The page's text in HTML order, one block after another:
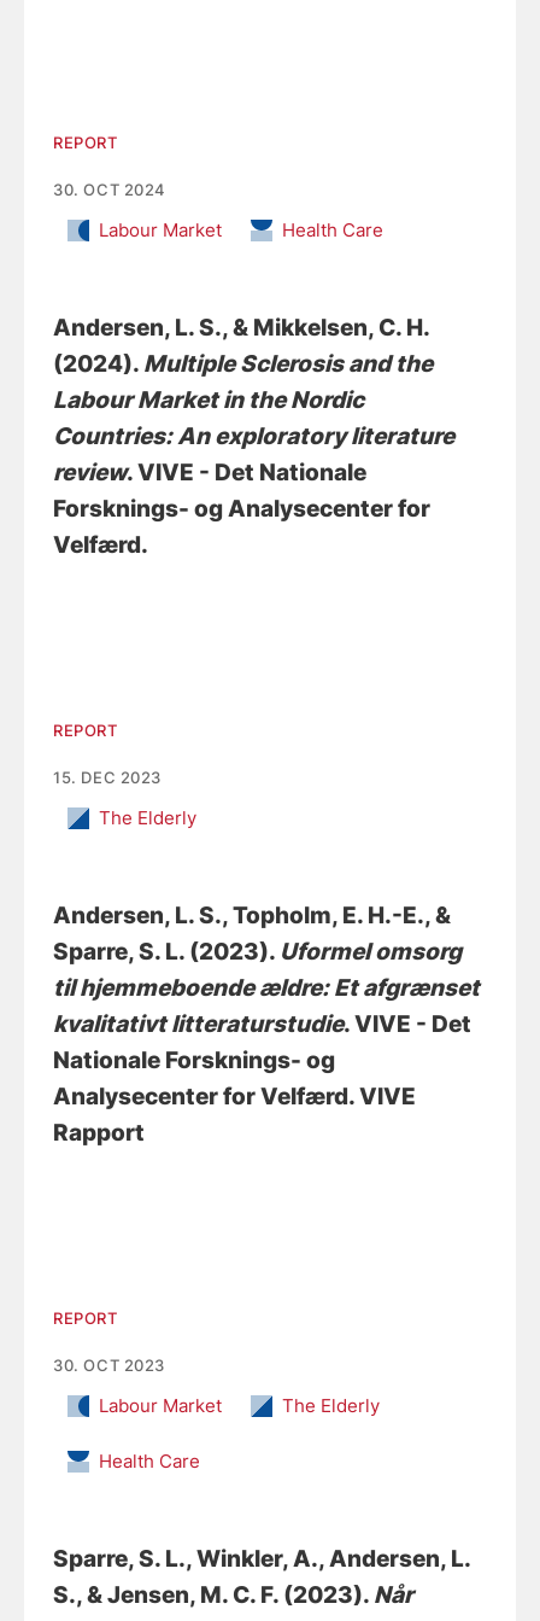
REPORT
30. OCT 2024
Labour Market Health Care
Andersen, L. S., & Mikkelsen, C. H.
(2024). Multiple Sclerosis and the
Labour Market in the Nordic
Countries: An exploratory literature
review. VIVE - Det Nationale
Forsknings- og Analysecenter for
Velfærd.
REPORT
15. DEC 2023
The Elderly
Andersen, L. S., Topholm, E. H.-E., &
Sparre, S. L. (2023). Uformel omsorg
til hjemmeboende ældre: Et afgrænset
kvalitativt litteraturstudie. VIVE - Det
Nationale Forsknings- og
Analysecenter for Velfærd. VIVE
Rapport
REPORT
30. OCT 2023
Labour Market The Elderly
Health Care
Sparre, S. L., Winkler, A., Andersen, L.
S., & Jensen, M. C. F. (2023). Når